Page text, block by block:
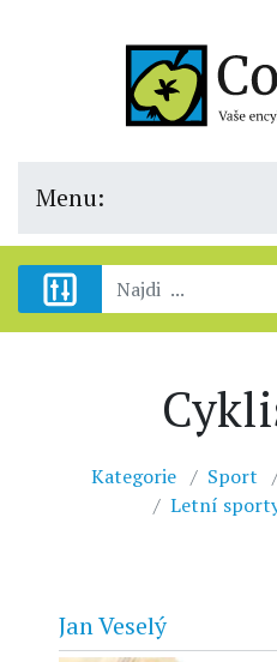
Menu:
Kategorie Sport
Letní
Jan Veselý